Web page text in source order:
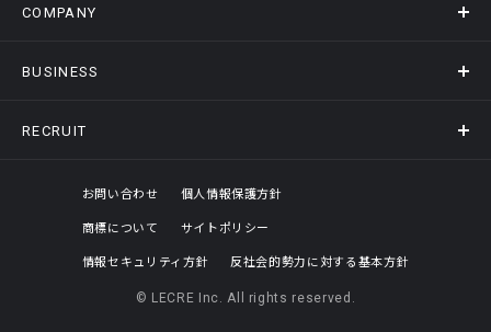
ニュース
COMPANY
会社概要
オフィスギャラリー
BUSINESS
事業情報トップ
RECRUIT
採用情報トップ
評価制度
お問い合わせ
個人情報保護方針
商標について
サイトポリシー
情報セキュリティ方針
反社会的勢力に対する基本方針
© LECRE Inc. All rights reserved.